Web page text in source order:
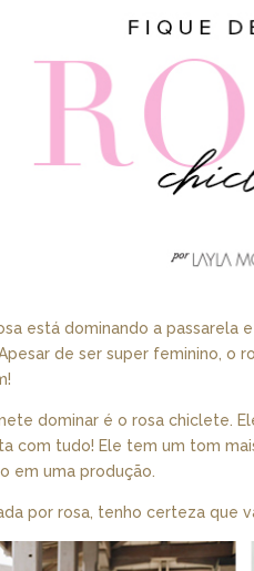
está dominando a passarela
de ser super feminino, o
dominar é o rosa chiclete.
com tudo! Ele tem um tom
em uma produção.
por rosa, tenho certeza que